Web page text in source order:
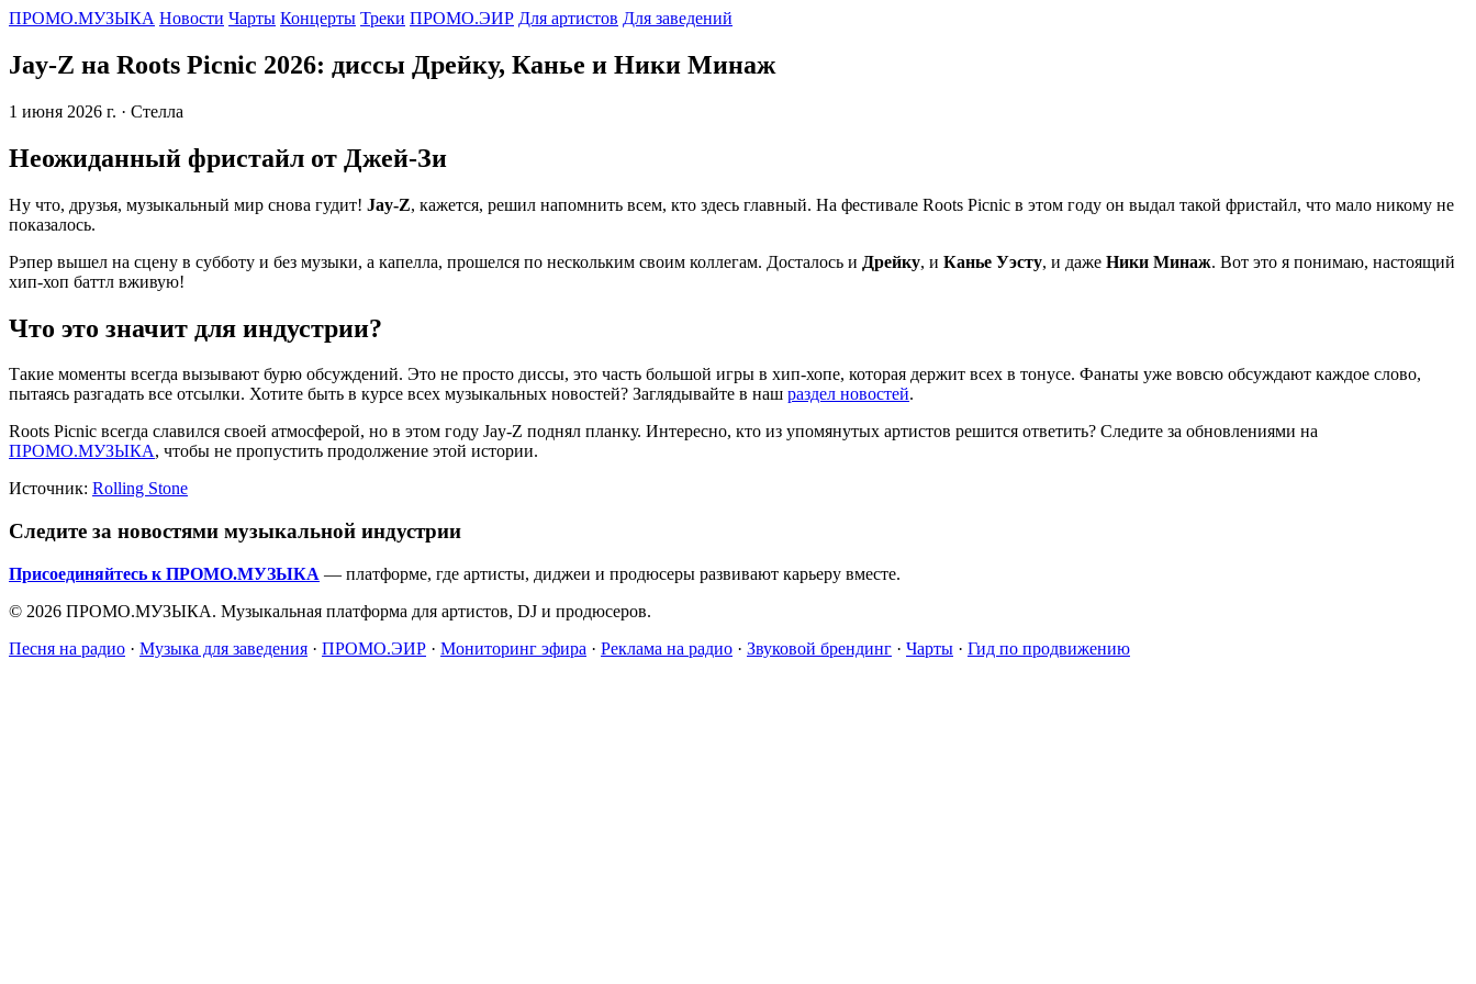
ПРОМО.МУЗЫКА Новости Чарты Концерты Треки ПРОМО.ЭИР Для артистов Для заведений
Jay-Z на Roots Picnic 2026: диссы Дрейку, Канье и Ники Минаж
1 июня 2026 г. · Стелла
Неожиданный фристайл от Джей-Зи
Ну что, друзья, музыкальный мир снова гудит! Jay-Z, кажется, решил напомнить всем, кто здесь главный. На фестивале Roots Picnic в этом году он выдал такой фристайл, что мало никому не
показалось.
Рэпер вышел на сцену в субботу и без музыки, а капелла, прошелся по нескольким своим коллегам. Досталось и Дрейку, и Канье Уэсту, и даже Ники Минаж. Вот это я понимаю, настоящий
хип-хоп баттл вживую!
Что это значит для индустрии?
Такие моменты всегда вызывают бурю обсуждений. Это не просто диссы, это часть большой игры в хип-хопе, которая держит всех в тонусе. Фанаты уже вовсю обсуждают каждое слово,
пытаясь разгадать все отсылки. Хотите быть в курсе всех музыкальных новостей? Заглядывайте в наш раздел новостей.
Roots Picnic всегда славился своей атмосферой, но в этом году Jay-Z поднял планку. Интересно, кто из упомянутых артистов решится ответить? Следите за обновлениями на
ПРОМО.МУЗЫКА, чтобы не пропустить продолжение этой истории.
Источник: Rolling Stone
Следите за новостями музыкальной индустрии
Присоединяйтесь к ПРОМО.МУЗЫКА — платформе, где артисты, диджеи и продюсеры развивают карьеру вместе.
© 2026 ПРОМО.МУЗЫКА. Музыкальная платформа для артистов, DJ и продюсеров.
Песня на радио · Музыка для заведения · ПРОМО.ЭИР · Мониторинг эфира · Реклама на радио · Звуковой брендинг · Чарты · Гид по продвижению